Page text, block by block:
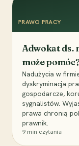
PRAWO PRACY
Adwokat ds.
może
Nadużycia w
dyskryminacja
gospodarcze,
sygnalistów.
prawa chronią
prawnik.
9 min czytania